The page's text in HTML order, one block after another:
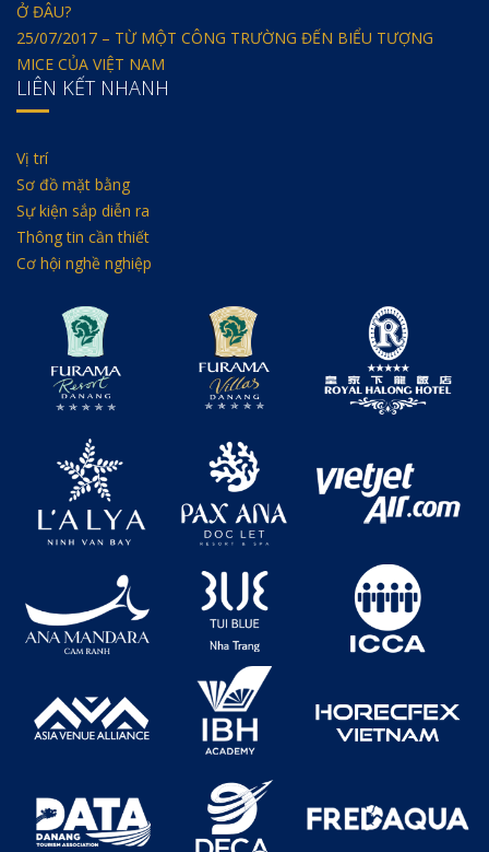
Ở ĐÂU?
25/07/2017 – TỪ MỘT CÔNG TRƯỜNG ĐẾN BIỂU TƯỢNG
MICE CỦA VIỆT NAM
LIÊN KẾT NHANH
Vị trí
Sơ đồ mặt bằng
Sự kiện sắp diễn ra
Thông tin cần thiết
Cơ hội nghề nghiệp